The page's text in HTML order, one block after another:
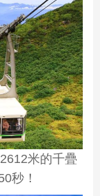
米的千疊
秒！